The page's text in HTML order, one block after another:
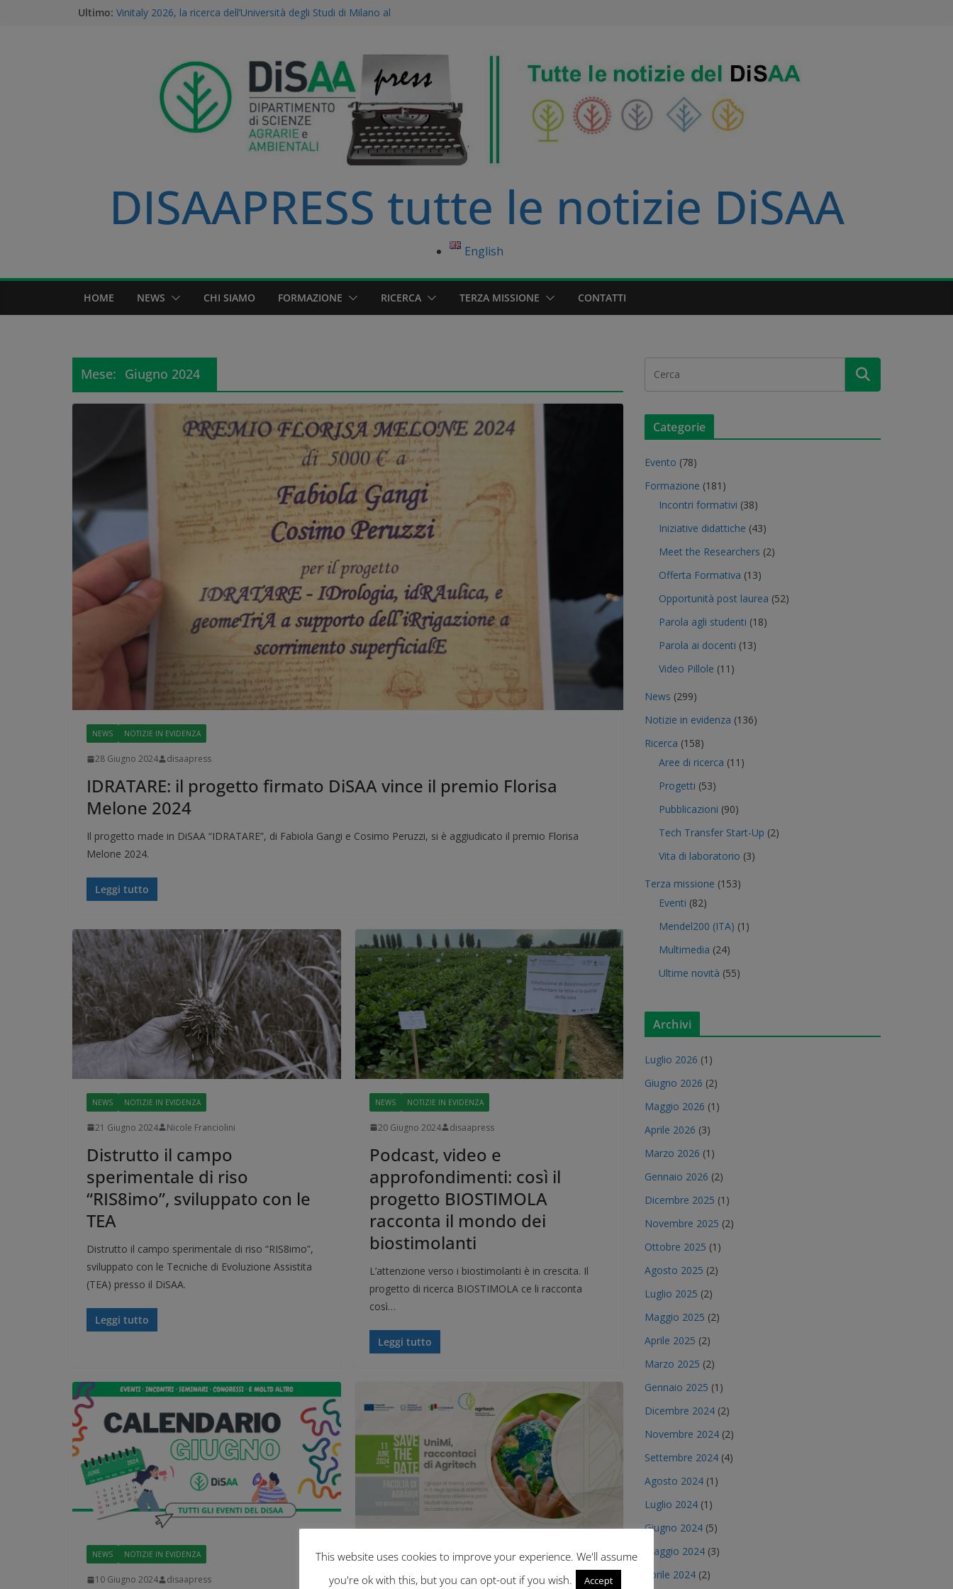
Ultimo: Vinitaly 2026, la ricerca dell’Università degli Studi di Milano al
TEA, ricerca e proprietà intellettuale: l’expertise scientifico
della Statale di Milano al convegno nazionale dell’Accademia
dei Georgofili
Via libera alle TEA: il voto storico del Parlamento Europeo è
una svolta per la ricerca e l’agricoltura sostenibile
A Volta Mantovana nasce il Mantua PSID, il primo distretto
irriguo a gravità completamente automatizzato della Pianura
DISAAPRESS tutte le notizie DiSAA
English
HOME NEWS CHI SIAMO FORMAZIONE RICERCA TERZA MISSIONE CONTATTI
Mese: Giugno 2024
NEWS NOTIZIE IN EVIDENZA
28 Giugno 2024 disaapress
IDRATARE: il progetto firmato DiSAA vince il premio Florisa
Melone 2024
Il progetto made in DiSAA “IDRATARE”, di Fabiola Gangi e Cosimo Peruzzi, si è aggiudicato il premio Florisa
Melone 2024.
Leggi tutto
NEWS NOTIZIE IN EVIDENZA
21 Giugno 2024 Nicole Franciolini
Distrutto il campo
sperimentale di riso
“RIS8imo”, sviluppato con le
TEA
Distrutto il campo sperimentale di riso “RIS8imo”,
sviluppato con le Tecniche di Evoluzione Assistita
(TEA) presso il DiSAA.
Leggi tutto
NEWS NOTIZIE IN EVIDENZA
20 Giugno 2024 disaapress
Podcast, video e
approfondimenti: così il
progetto BIOSTIMOLA
racconta il mondo dei
biostimolanti
L’attenzione verso i biostimolanti è in crescita. Il
progetto di ricerca BIOSTIMOLA ce li racconta
così…
Leggi tutto
NEWS NOTIZIE IN EVIDENZA
10 Giugno 2024 disaapress
EVENTI NEWS NOTIZIE IN EVIDENZA
7 Giugno 2024 disaapress
Categorie
Evento (78)
Formazione (181)
Incontri formativi (38)
Iniziative didattiche (43)
Meet the Researchers (2)
Offerta Formativa (13)
Opportunità post laurea (52)
Parola agli studenti (18)
Parola ai docenti (13)
Video Pillole (11)
News (299)
Notizie in evidenza (136)
Ricerca (158)
Aree di ricerca (11)
Progetti (53)
Pubblicazioni (90)
Tech Transfer Start-Up (2)
Vita di laboratorio (3)
Terza missione (153)
Eventi (82)
Mendel200 (ITA) (1)
Multimedia (24)
Ultime novità (55)
Archivi
Luglio 2026 (1)
Giugno 2026 (2)
Maggio 2026 (1)
Aprile 2026 (3)
Marzo 2026 (1)
Gennaio 2026 (2)
Dicembre 2025 (1)
Novembre 2025 (2)
Ottobre 2025 (1)
Agosto 2025 (2)
Luglio 2025 (2)
Maggio 2025 (2)
Aprile 2025 (2)
Marzo 2025 (2)
Gennaio 2025 (1)
Dicembre 2024 (2)
Novembre 2024 (2)
Settembre 2024 (4)
Agosto 2024 (1)
Luglio 2024 (1)
Giugno 2024 (5)
Maggio 2024 (3)
Aprile 2024 (2)
This website uses cookies to improve your experience. We'll assume
you're ok with this, but you can opt-out if you wish.
Accept